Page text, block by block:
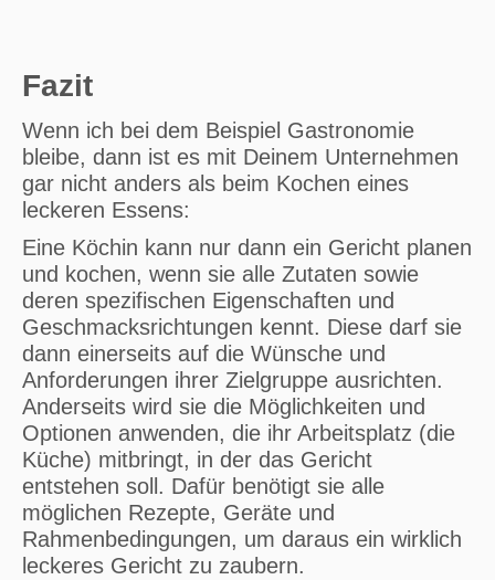
Fazit
Wenn ich bei dem Beispiel Gastronomie
bleibe, dann ist es mit Deinem Unternehmen
gar nicht anders als beim Kochen eines
leckeren Essens:
Eine Köchin kann nur dann ein Gericht planen
und kochen, wenn sie alle Zutaten sowie
deren spezifischen Eigenschaften und
Geschmacksrichtungen kennt. Diese darf sie
dann einerseits auf die Wünsche und
Anforderungen ihrer Zielgruppe ausrichten.
Anderseits wird sie die Möglichkeiten und
Optionen anwenden, die ihr Arbeitsplatz (die
Küche) mitbringt, in der das Gericht
entstehen soll. Dafür benötigt sie alle
möglichen Rezepte, Geräte und
Rahmenbedingungen, um daraus ein wirklich
leckeres Gericht zu zaubern.